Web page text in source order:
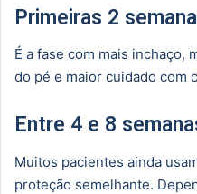
Primeiras 2
É a fase com mais inchaço,
do pé e maior cuidado com
Entre 4 e 8
Muitos pacientes ainda
proteção semelhante.